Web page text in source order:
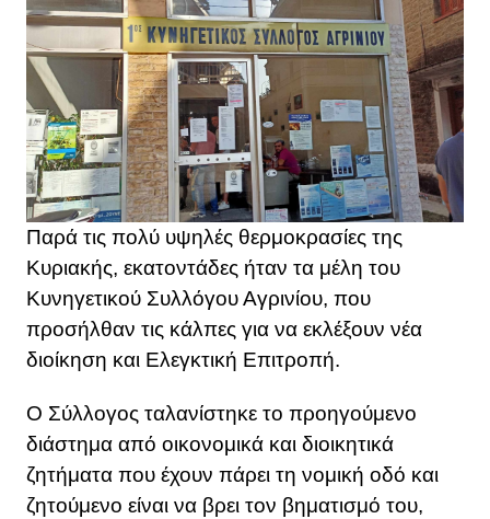
Παρά τις πολύ υψηλές θερμοκρασίες της
Κυριακής, εκατοντάδες ήταν τα μέλη του
Κυνηγετικού Συλλόγου Αγρινίου, που
προσήλθαν τις κάλπες για να εκλέξουν νέα
διοίκηση και Ελεγκτική Επιτροπή.
Ο Σύλλογος ταλανίστηκε το προηγούμενο
διάστημα από οικονομικά και διοικητικά
ζητήματα που έχουν πάρει τη νομική οδό και
ζητούμενο είναι να βρει τον βηματισμό του,